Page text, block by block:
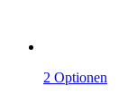
2 Optionen